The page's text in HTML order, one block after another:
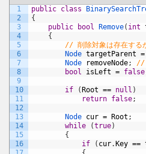
1
2
3
4
5
6
7
8
9
10
11
12
13
14
15
16
public class
{
public
bool Remove( int
{
// 削除対象は存在する
Node targetParent =
Node
removeNode;
//
bool
isLeft = false
if ( Root == null )
return false;
Node cur = Root ;
while
(true)
{
if
( cur. Key ==